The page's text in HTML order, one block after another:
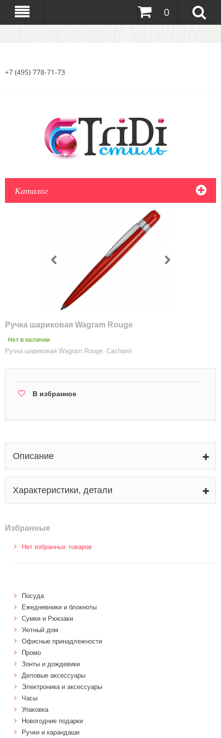
0
+7 (495) 778-71-73
Каталог
Ручка шариковая Wagram Rouge
Нет в наличии
Ручка шариковая Wagram Rouge. Cacharel
В избранное
Описание
Характеристики, детали
Избранные
Нет избранных товаров
Посуда
Ежедневники и блокноты
Сумки и Рюкзаки
Уютный дом
Офисные принадлежности
Промо
Зонты и дождевики
Деловые аксессуары
Электроника и аксессуары
Часы
Упаковка
Новогодние подарки
Ручки и карандаши